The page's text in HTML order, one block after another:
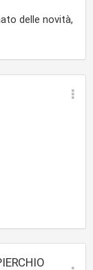
delle novità,